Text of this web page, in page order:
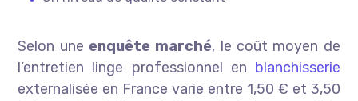
Selon une enquête marché, le coût moyen de
l’entretien linge professionnel en blanchisserie
externalisée en France varie entre 1,50 € et 3,50